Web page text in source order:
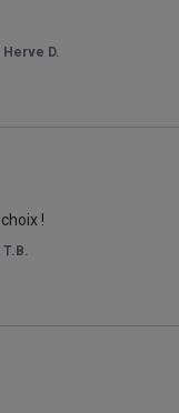
Herve D.
!
T.B.